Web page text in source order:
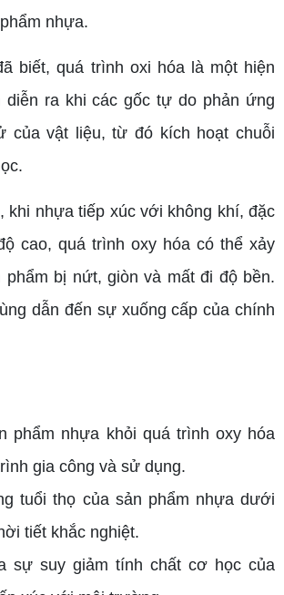
nhựa.
biết, quá trình oxi hóa là một hiện
diễn ra khi các gốc tự do phản ứng
của vật liệu, từ đó kích hoạt chuỗi
khi nhựa tiếp xúc với không khí, đặc
cao, quá trình oxy hóa có thể xảy
phẩm bị nứt, giòn và mất đi độ bền.
dẫn đến sự xuống cấp của chính
phẩm nhựa khỏi quá trình oxy hóa
gia công và sử dụng.
tuổi thọ của sản phẩm nhựa dưới
tiết khắc nghiệt.
sự suy giảm tính chất cơ học của